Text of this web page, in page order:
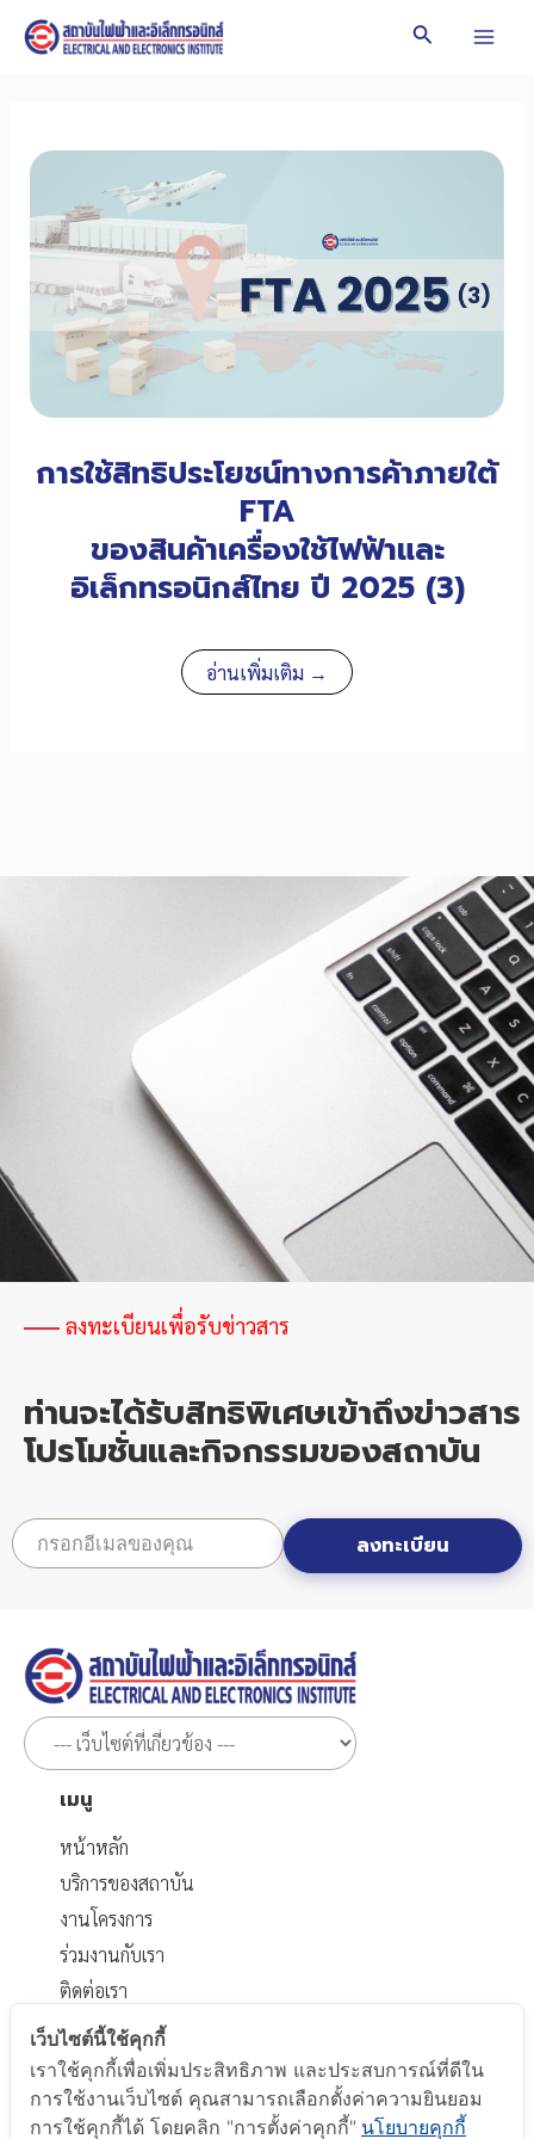
Search
การใช้สิทธิประโยชน์ทางการค้าภายใต้
FTA
ของสินค้าเครื่องใช้ไฟฟ้าและ
อิเล็กทรอนิกส์ไทย ปี 2025 (3)
อ่านเพิ่มเติม →
ลงทะเบียนเพื่อรับข่าวสาร
ท่านจะได้รับสิทธิพิเศษเข้าถึงข่าวสาร
โปรโมชั่นและกิจกรรมของสถาบัน
ลงทะเบียน
เมนู
หน้าหลัก
บริการของสถาบัน
งานโครงการ
ร่วมงานกับเรา
ติดต่อเรา
เอกสารที่เกี่ยวข้อง
นโยบายส่วนบุคคล
นโยบาย Cookie
เว็บไซต์นี้ใช้คุกกี้
เราใช้คุกกี้เพื่อเพิ่มประสิทธิภาพ และประสบการณ์ที่ดีใน
การใช้งานเว็บไซต์ คุณสามารถเลือกตั้งค่าความยินยอม
การใช้คุกกี้ได้ โดยคลิก "การตั้งค่าคุกกี้" นโยบายคุกกี้